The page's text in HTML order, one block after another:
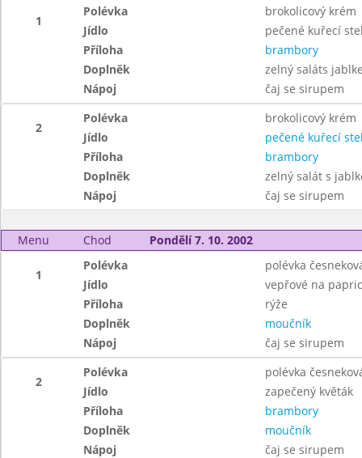
1
Polévka
brokolicový krém
Jídlo
pečené kuřecí
Příloha
brambory
Doplněk
zelný saláts
Nápoj
čaj se sirupem
2
Polévka
brokolicový krém
Jídlo
pečené kuřecí
Příloha
brambory
Doplněk
zelný salát s
Nápoj
čaj se sirupem
Menu Chod Pondělí 7. 10. 2002
1
Polévka
polévka
Jídlo
vepřové na
Příloha
rýže
Doplněk
moučník
Nápoj
čaj se sirupem
2
Polévka
polévka
Jídlo
zapečený květák
Příloha
brambory
Doplněk
moučník
Nápoj
čaj se sirupem